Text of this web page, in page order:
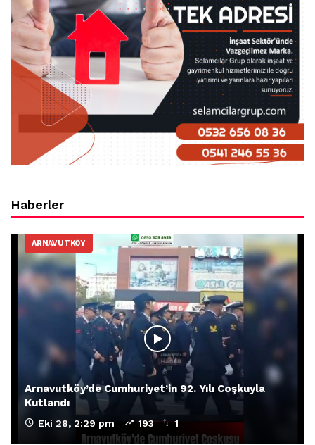
Haberler
ARNAVUTKÖY
Arnavutköy’de Cumhuriyet’in 92. Yılı Coşkuyla
Kutlandı
Eki 28, 2:29 pm 193 1